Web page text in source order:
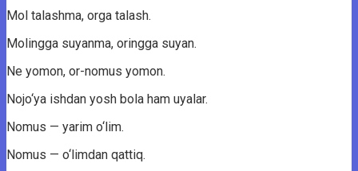
Mol talashma, orga talash.
Molingga suyanma, oringga suyan.
Ne yomon, or-nomus yomon.
Nojo‘ya ishdan yosh bola ham uyalar.
Nomus — yarim o‘lim.
Nomus — o‘limdan qattiq.